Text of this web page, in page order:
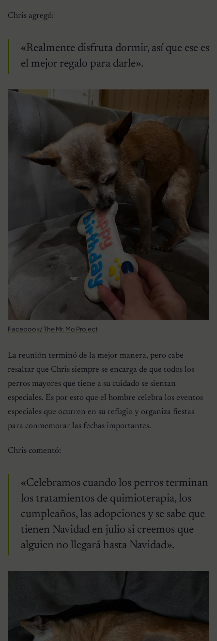
Chris agregó:
«Realmente disfruta dormir, así que ese es
el mejor regalo para darle».
Facebook/ The Mr. Mo Project
La reunión terminó de la mejor manera, pero cabe
resaltar que Chris siempre se encarga de que todos los
perros mayores que tiene a su cuidado se sientan
especiales. Es por esto que el hombre celebra los eventos
especiales que ocurren en su refugio y organiza fiestas
para conmemorar las fechas importantes.
Chris comentó:
«Celebramos cuando los perros terminan
los tratamientos de quimioterapia, los
cumpleaños, las adopciones y se sabe que
tienen Navidad en julio si creemos que
alguien no llegará hasta Navidad».